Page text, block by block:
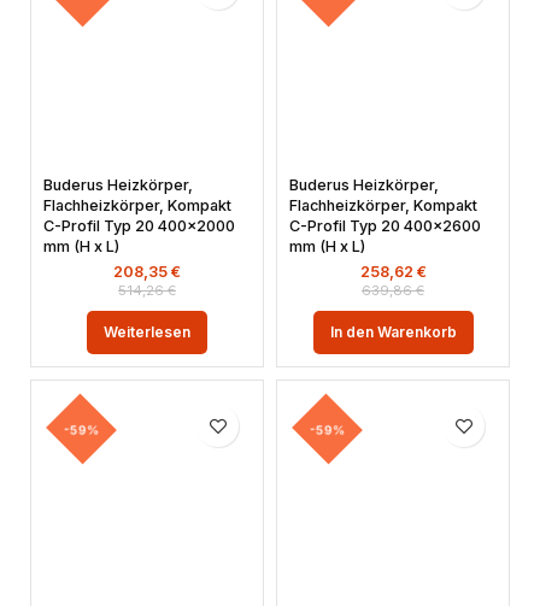
Buderus Heizkörper,
Flachheizkörper, Kompakt
C-Profil Typ 20 400×2000
mm (H x L)
514,26€
208,35 €
Weiterlesen
Buderus Heizkörper,
Flachheizkörper, Kompakt
C-Profil Typ 20 400×2600
mm (H x L)
639,86€
258,62 €
In den Warenkorb
-59% -59%